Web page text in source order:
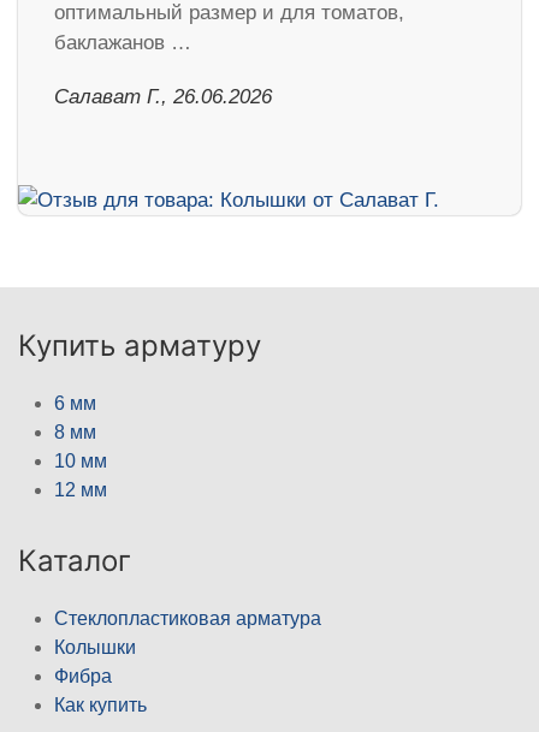
оптимальный размер и для томатов,
баклажанов …
Салават Г., 26.06.2026
Купить арматуру
6 мм
8 мм
10 мм
12 мм
Каталог
Стеклопластиковая арматура
Колышки
Фибра
Как купить